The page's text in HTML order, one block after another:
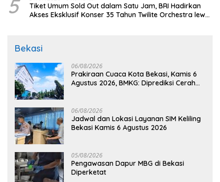
5
Tiket Umum Sold Out dalam Satu Jam, BRI Hadirkan
Akses Eksklusif Konser 35 Tahun Twilite Orchestra lewat
Bekasi
06/08/2026
Prakiraan Cuaca Kota Bekasi, Kamis 6
Agustus 2026, BMKG: Diprediksi Cerah
06/08/2026
Jadwal dan Lokasi Layanan SIM Keliling
Bekasi Kamis 6 Agustus 2026
05/08/2026
Pengawasan Dapur MBG di Bekasi
Diperketat